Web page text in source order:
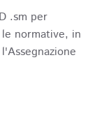
.sm per
normative, in